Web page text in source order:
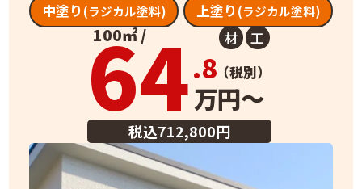
中塗り(ラジカル塗料) 上塗り(ラジカル塗料)
100㎡ /
64.8
万円～
（税別）
税込712,800円
材 工